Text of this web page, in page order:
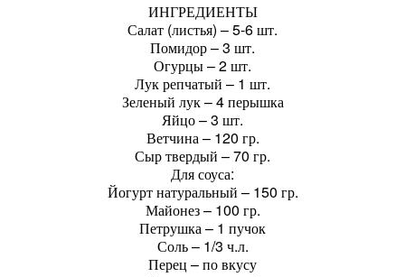
ИНГРЕДИЕНТЫ
Салат (листья) – 5-6 шт.
Помидор – 3 шт.
Огурцы – 2 шт.
Лук репчатый – 1 шт.
Зеленый лук – 4 перышка
Яйцо – 3 шт.
Ветчина – 120 гр.
Сыр твердый – 70 гр.
Для соуса:
Йогурт натуральный – 150 гр.
Майонез – 100 гр.
Петрушка – 1 пучок
Соль – 1/3 ч.л.
Перец – по вкусу